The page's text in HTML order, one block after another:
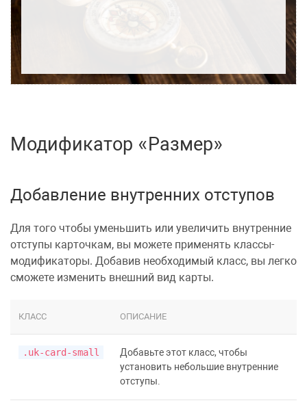
Модификатор «Размер»
Добавление внутренних отступов
Для того чтобы уменьшить или увеличить внутренние
отступы карточкам, вы можете применять классы-
модификаторы. Добавив необходимый класс, вы легко
сможете изменить внешний вид карты.
КЛАСС ОПИСАНИЕ
.uk-card-small
Добавьте этот класс, чтобы
установить небольшие внутренние
отступы.